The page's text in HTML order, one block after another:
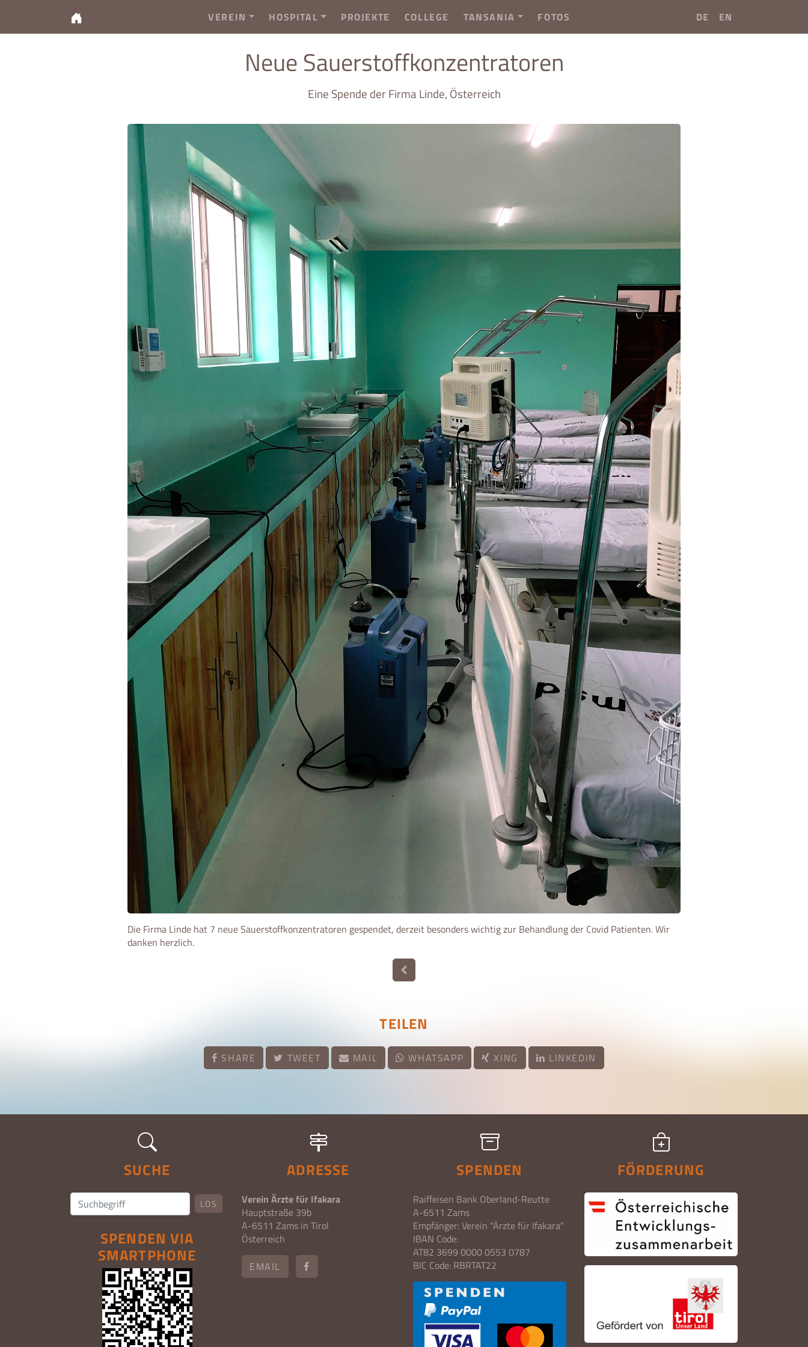
VEREIN HOSPITAL PROJEKTE COLLEGE TANSANIA FOTOS DE EN
Neue Sauerstoffkonzentratoren
Eine Spende der Firma Linde, Österreich
Die Firma Linde hat 7 neue Sauerstoffkonzentratoren gespendet, derzeit besonders wichtig zur Behandlung der Covid Patienten. Wir
danken herzlich.
TEILEN
SHARE TWEET MAIL WHATSAPP XING LINKEDIN
SUCHE
LOS
SPENDEN VIA
SMARTPHONE
ADRESSE
Verein Ärzte für Ifakara
Hauptstraße 39b
A-6511 Zams in Tirol
Österreich
EMAIL
SPENDEN
Raiffeisen Bank Oberland-Reutte
A-6511 Zams
Empfänger: Verein "Ärzte für Ifakara"
IBAN Code:
AT82 3699 0000 0553 0787
BIC Code: RBRTAT22
FÖRDERUNG